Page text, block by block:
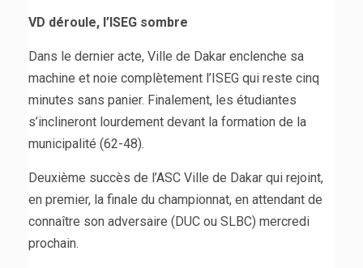
VD déroule, l’ISEG sombre
Dans le dernier acte, Ville de Dakar enclenche sa
machine et noie complètement l’ISEG qui reste cinq
minutes sans panier. Finalement, les étudiantes
s’inclineront lourdement devant la formation de la
municipalité (62-48).
Deuxième succès de l’ASC Ville de Dakar qui rejoint,
en premier, la finale du championnat, en attendant de
connaître son adversaire (DUC ou SLBC) mercredi
prochain.